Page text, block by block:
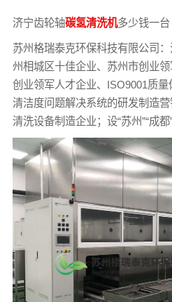
济宁齿轮轴碳氢清洗机多少钱一台
苏州格瑞泰克环保科技有限公司
州相城区十佳企业、苏州市创业
创业领军人才企业、ISO9001质
清洁度问题解决系统的研发制造
清洗设备制造企业；设“苏州”“成都